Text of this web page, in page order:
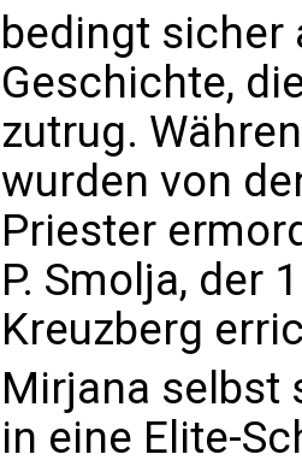
bedingt sicher
Geschichte,
zutrug.
wurden von
Priester
P. Smolja, der
Kreuzberg
Mirjana selbst
in eine Elite-